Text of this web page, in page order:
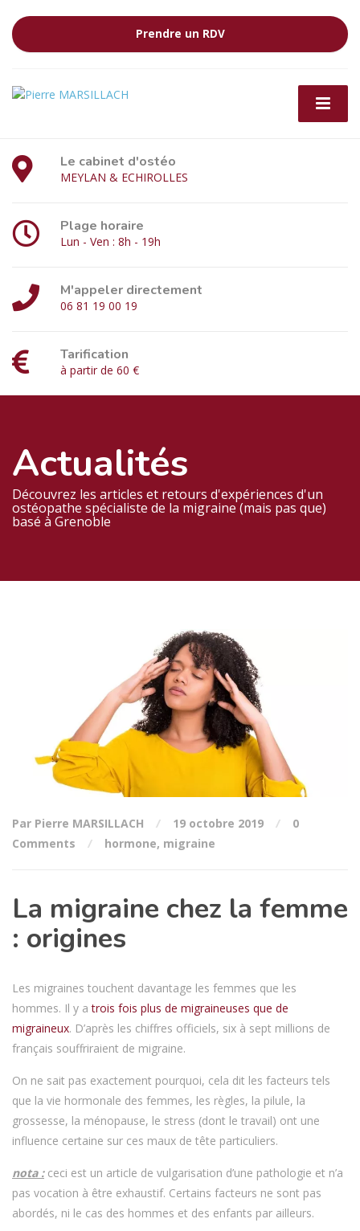
Prendre un RDV
Le cabinet d'ostéo
MEYLAN & ECHIROLLES
Plage horaire
Lun - Ven : 8h - 19h
M'appeler directement
06 81 19 00 19
Tarification
à partir de 60 €
Actualités
Découvrez les articles et retours d'expériences d'un
ostéopathe spécialiste de la migraine (mais pas que)
basé à Grenoble
Par Pierre MARSILLACH 19 octobre 2019
0
Comments
hormone, migraine
La migraine chez la femme
: origines
Les migraines touchent davantage les femmes que les
hommes. Il y atrois fois plus de migraineuses que de
migraineux. D’après les chiffres officiels, six à sept millions de
français souffriraient de migraine.
On ne sait pas exactement pourquoi, cela dit les facteurs tels
que la vie hormonale des femmes, les règles, la pilule, la
grossesse, la ménopause, le stress (dont le travail) ont une
influence certaine sur ces maux de tête particuliers.
nota :ceci est un article de vulgarisation d’une pathologie et n’a
pas vocation à être exhaustif. Certains facteurs ne sont pas
abordés, ni le cas des hommes et des enfants par ailleurs.